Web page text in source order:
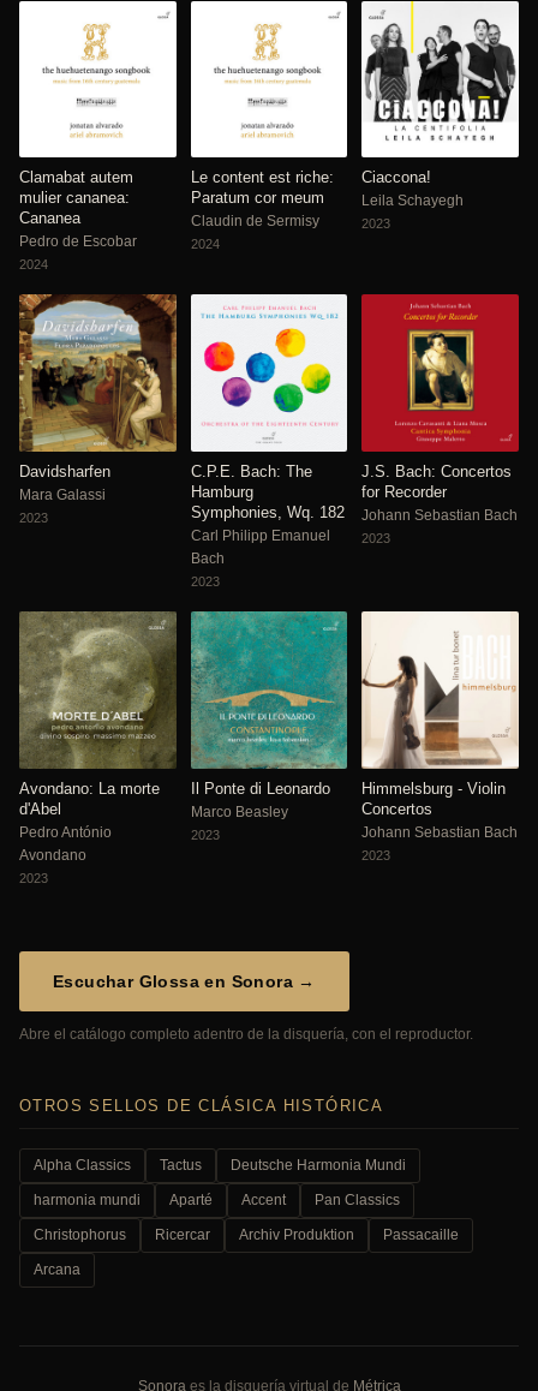
Clamabat autem
mulier cananea:
Cananea
Pedro de Escobar
2024
Le content est riche:
Paratum cor meum
Claudin de Sermisy
2024
Ciaccona!
Leila Schayegh
2023
Davidsharfen
Mara Galassi
2023
C.P.E. Bach: The
Hamburg
Symphonies, Wq. 182
Carl Philipp Emanuel
Bach
2023
J.S. Bach: Concertos
for Recorder
Johann Sebastian Bach
2023
Avondano: La morte
d'Abel
Pedro António
Avondano
2023
Il Ponte di Leonardo
Marco Beasley
2023
Himmelsburg - Violin
Concertos
Johann Sebastian Bach
2023
Escuchar Glossa en Sonora →
Abre el catálogo completo adentro de la disquería, con el reproductor.
OTROS SELLOS DE CLÁSICA HISTÓRICA
Alpha Classics Tactus Deutsche Harmonia Mundi
harmonia mundi Aparté Accent Pan Classics
Christophorus Ricercar Archiv Produktion Passacaille
Arcana
Sonora es la disquería virtual de Métrica